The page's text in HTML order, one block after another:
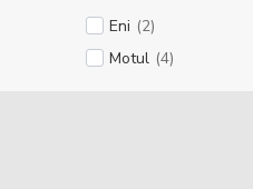
Eni (2)
Motul (4)